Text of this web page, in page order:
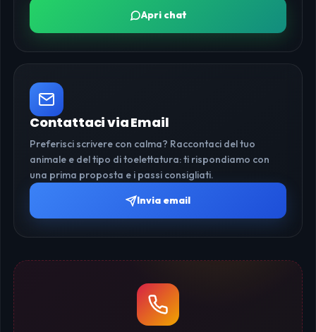
Apri chat
Contattaci via Email
Preferisci scrivere con calma? Raccontaci del tuo
animale e del tipo di toelettatura: ti rispondiamo con
una prima proposta e i passi consigliati.
Invia email